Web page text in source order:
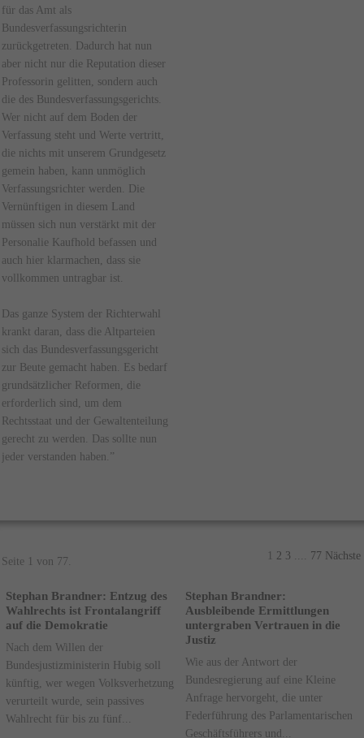
für das Amt als
Bundesverfassungsrichterin
zurückgetreten. Dadurch hat nun
aber nicht nur die Reputation dieser
Professorin gelitten, sondern auch
die des Bundesverfassungsgerichts.
Wer nicht auf dem Boden der
Verfassung steht und Werte vertritt,
die nichts mit unserem Grundgesetz
gemein haben, kann unmöglich
Verfassungsrichter werden. Die
Vernünftigen in diesem Land
müssen sich nun verstärkt mit der
Personalie Kaufhold befassen und
auch hier klarmachen, dass sie
vollkommen untragbar ist.
Das ganze System der Richterwahl
krankt daran, dass die Altparteien
sich das Bundesverfassungsgericht
zur Beute gemacht haben. Es bedarf
grundsätzlicher Reformen, die
erforderlich sind, um dem
Rechtsstaat und der Gewaltenteilung
gerecht zu werden. Das sollte nun
jeder verstanden haben.”
Seite 1 von 77. 1 2 3 77 Nächste
Stephan Brandner: Entzug des
Wahlrechts ist Frontalangriff
auf die Demokratie
Nach dem Willen der
Bundesjustizministerin Hubig soll
künftig, wer wegen Volksverhetzung
verurteilt wurde, sein passives
Wahlrecht für bis zu fünf...
Stephan Brandner:
Ausbleibende Ermittlungen
untergraben Vertrauen in die
Justiz
Wie aus der Antwort der
Bundesregierung auf eine Kleine
Anfrage hervorgeht, die unter
Federführung des Parlamentarischen
Geschäftsführers und...